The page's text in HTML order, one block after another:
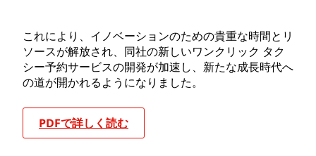
これにより、イノベーションのための貴重な時間とリ
ソースが解放され、同社の新しいワンクリック タク
シー予約サービスの開発が加速し、新たな成長時代へ
の道が開かれるようになりました。
PDFで詳しく読む